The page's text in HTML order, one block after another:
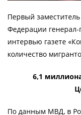
Первый
Федерации генерал-
интервью газете
количество
6,1
По данным МВД, в